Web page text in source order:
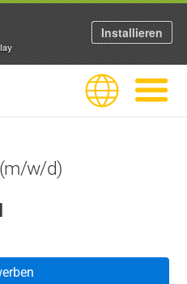
Sprache
w/d)
Installieren